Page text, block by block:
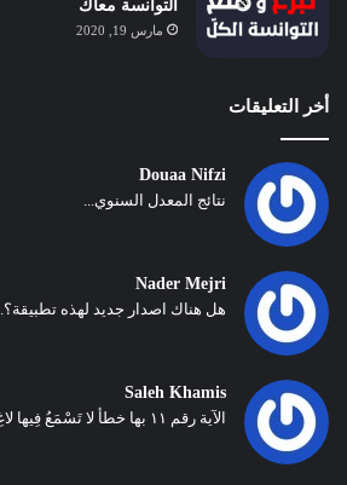
التوانسة معاك
مارس 19, 2020
أخر التعليقات
Douaa Nifzi
نتائج المعدل السنوي...
Nader Mejri
هل هناك اصدار جديد لهذه تطبيقة؟...
Saleh Khamis
الآية رقم ١١ بها خطأ لا تَسْمَعُ فِيها لاغِيَةً لقد ضمت التا...